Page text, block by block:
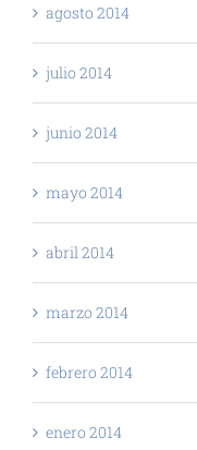
agosto 2014
julio 2014
junio 2014
mayo 2014
abril 2014
marzo 2014
febrero 2014
enero 2014